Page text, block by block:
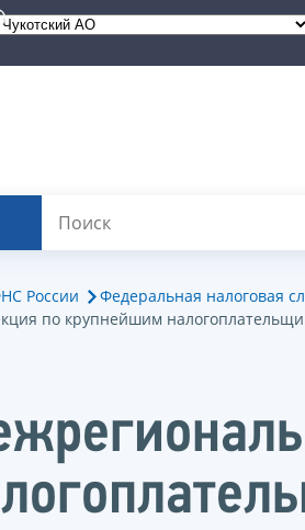
России Федеральная налоговая
по крупнейшим